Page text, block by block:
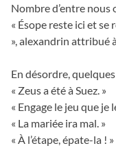
Nombre d’entre nous
« Ésope reste ici et se
», alexandrin attribué
En désordre,
« Zeus a été à Suez. »
« Engage le jeu que je
« La mariée ira mal. »
« À l’étape, épate-la ! »